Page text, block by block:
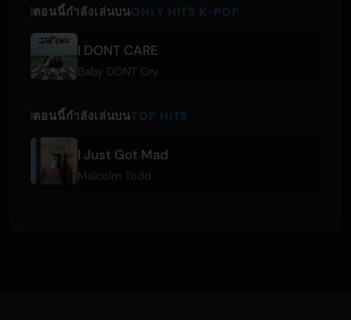
ตอนนี้กำลังเล่นบนONLY HITS K-POP
I DONT CARE
Baby DONT Cry
ตอนนี้กำลังเล่นบนTOP HITS
I Just Got Mad
Malcolm Todd